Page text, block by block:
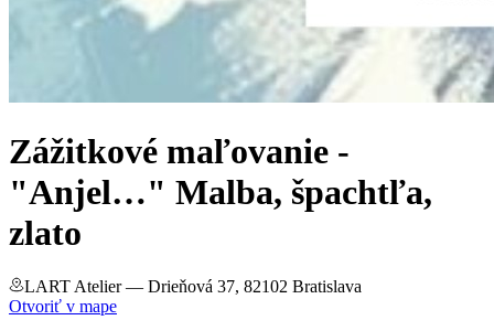
Zážitkové maľovanie -
"Anjel…" Malba, špachtľa,
zlato
LART Atelier— Drieňová 37, 82102 Bratislava
Otvoriť v mape